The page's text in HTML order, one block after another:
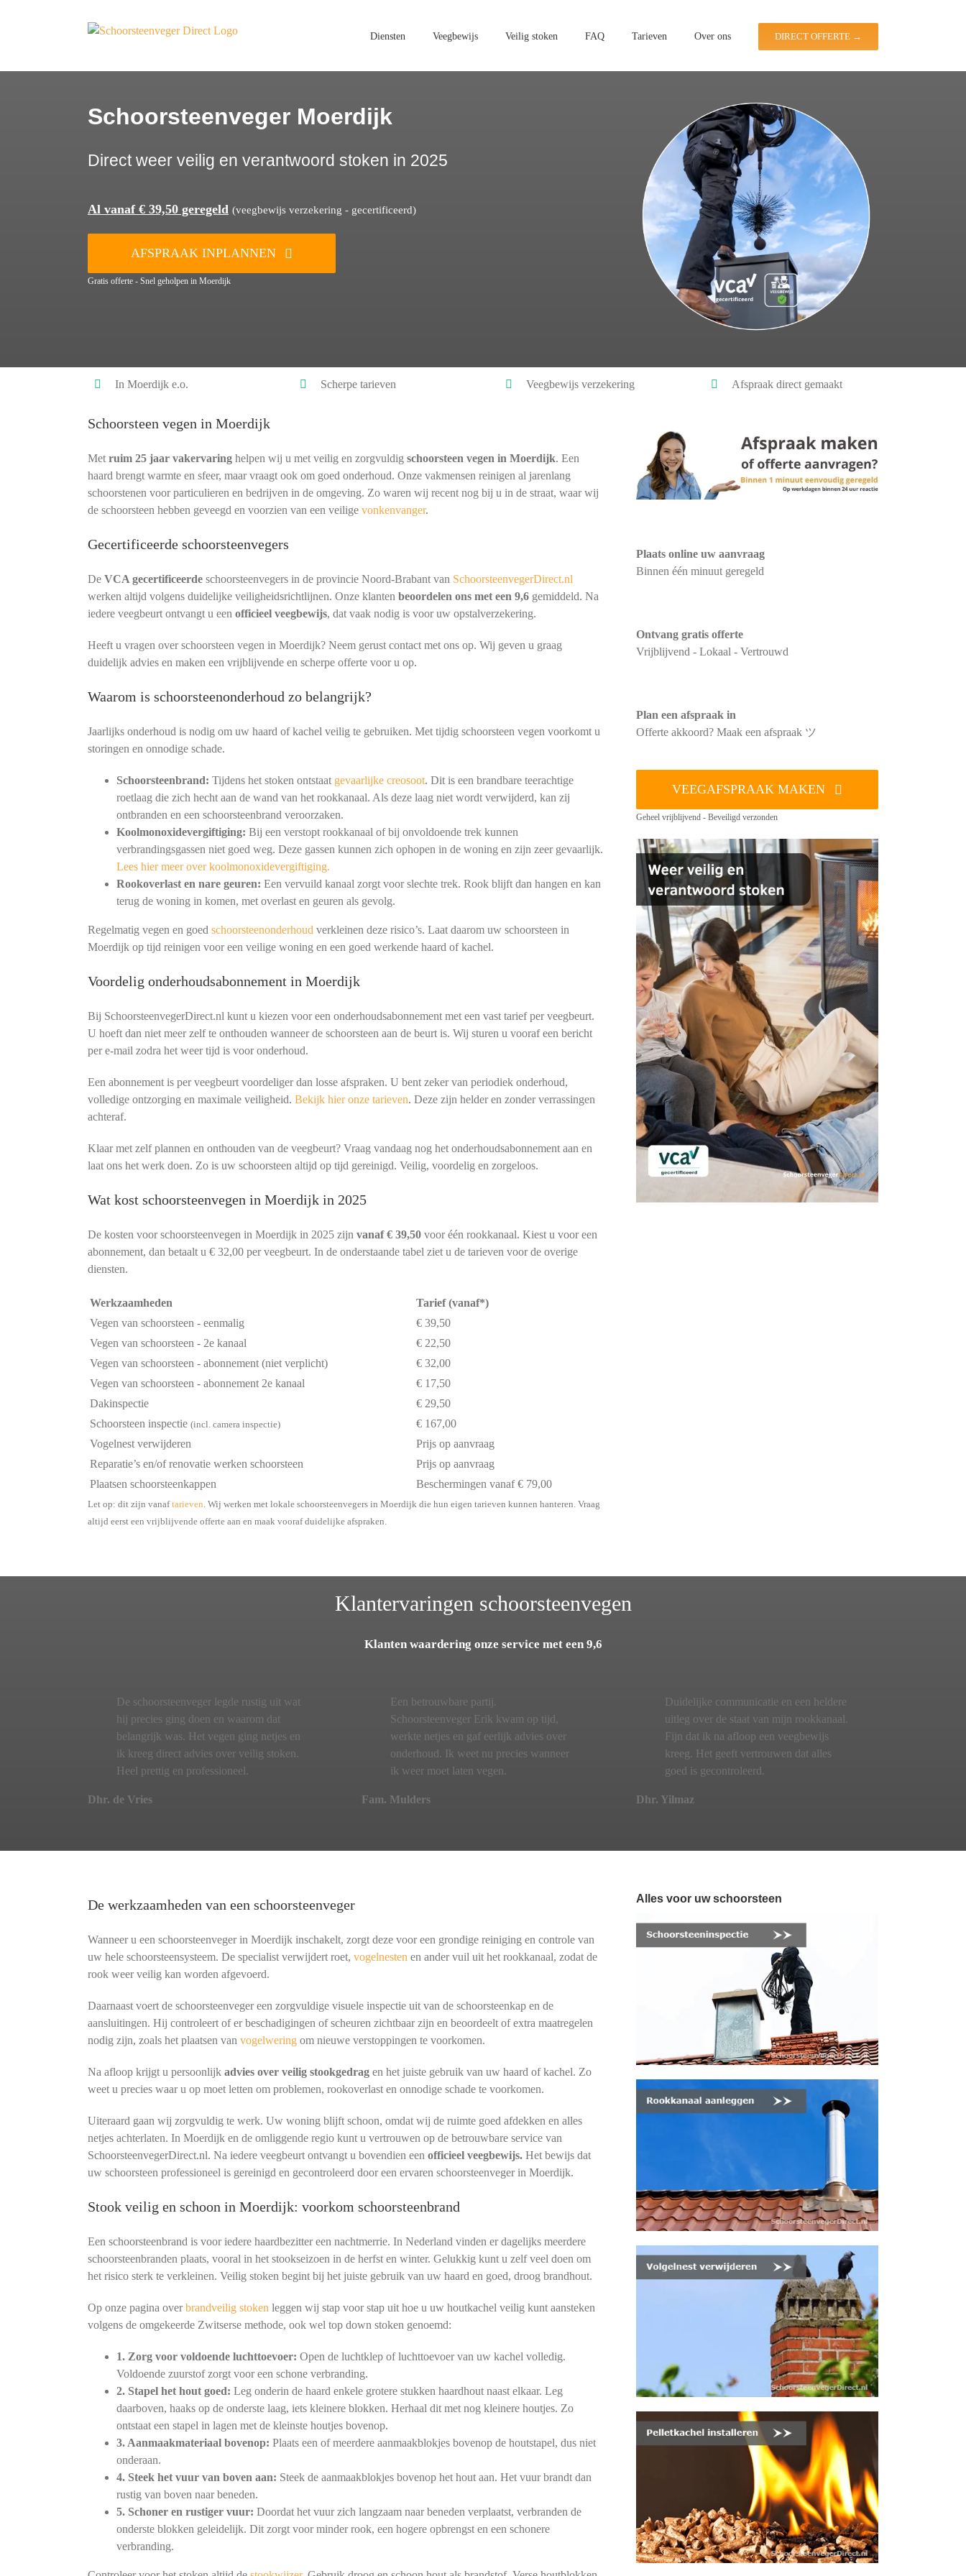
Diensten Veegbewijs Veilig stoken FAQ Tarieven Over ons DIRECT OFFERTE →
Schoorsteenveger Moerdijk
Direct weer veilig en verantwoord stoken in 2025
Al vanaf € 39,50 geregeld (veegbewijs verzekering - gecertificeerd)
AFSPRAAK INPLANNEN
Gratis offerte - Snel geholpen in Moerdijk
In Moerdijk e.o. Scherpe tarieven Veegbewijs verzekering Afspraak direct gemaakt
Schoorsteen vegen in Moerdijk
Met ruim 25 jaar vakervaringhelpen wij u met veilig en zorgvuldig schoorsteen vegen in Moerdijk. Een
haard brengt warmte en sfeer, maar vraagt ook om goed onderhoud. Onze vakmensen reinigen al jarenlang
schoorstenen voor particulieren en bedrijven in de omgeving. Zo waren wij recent nog bij u in de straat, waar wij
de schoorsteen hebben geveegd en voorzien van een veilige vonkenvanger.
Gecertificeerde schoorsteenvegers
De VCA gecertificeerdeschoorsteenvegers in de provincie Noord-Brabant van SchoorsteenvegerDirect.nl
werken altijd volgens duidelijke veiligheidsrichtlijnen. Onze klanten beoordelen ons met een 9,6gemiddeld. Na
iedere veegbeurt ontvangt u een officieel veegbewijs, dat vaak nodig is voor uw opstalverzekering.
Heeft u vragen over schoorsteen vegen in Moerdijk? Neem gerust contact met ons op. Wij geven u graag
duidelijk advies en maken een vrijblijvende en scherpe offerte voor u op.
Waarom is schoorsteenonderhoud zo belangrijk?
Jaarlijks onderhoud is nodig om uw haard of kachel veilig te gebruiken. Met tijdig schoorsteen vegen voorkomt u
storingen en onnodige schade.
Schoorsteenbrand: Tijdens het stoken ontstaat gevaarlijke creosoot. Dit is een brandbare teerachtige
roetlaag die zich hecht aan de wand van het rookkanaal. Als deze laag niet wordt verwijderd, kan zij
ontbranden en een schoorsteenbrand veroorzaken.
Koolmonoxidevergiftiging: Bij een verstopt rookkanaal of bij onvoldoende trek kunnen
verbrandingsgassen niet goed weg. Deze gassen kunnen zich ophopen in de woning en zijn zeer gevaarlijk.
Lees hier meer over koolmonoxidevergiftiging.
Rookoverlast en nare geuren: Een vervuild kanaal zorgt voor slechte trek. Rook blijft dan hangen en kan
terug de woning in komen, met overlast en geuren als gevolg.
Regelmatig vegen en goed schoorsteenonderhoud verkleinen deze risico’s. Laat daarom uw schoorsteen in
Moerdijk op tijd reinigen voor een veilige woning en een goed werkende haard of kachel.
Voordelig onderhoudsabonnement in Moerdijk
Bij SchoorsteenvegerDirect.nl kunt u kiezen voor een onderhoudsabonnement met een vast tarief per veegbeurt.
U hoeft dan niet meer zelf te onthouden wanneer de schoorsteen aan de beurt is. Wij sturen u vooraf een bericht
per e-mail zodra het weer tijd is voor onderhoud.
Een abonnement is per veegbeurt voordeliger dan losse afspraken. U bent zeker van periodiek onderhoud,
volledige ontzorging en maximale veiligheid. Bekijk hier onze tarieven. Deze zijn helder en zonder verrassingen
achteraf.
Klaar met zelf plannen en onthouden van de veegbeurt? Vraag vandaag nog het onderhoudsabonnement aan en
laat ons het werk doen. Zo is uw schoorsteen altijd op tijd gereinigd. Veilig, voordelig en zorgeloos.
Wat kost schoorsteenvegen in Moerdijk in 2025
De kosten voor schoorsteenvegen in Moerdijk in 2025 zijn vanaf € 39,50voor één rookkanaal. Kiest u voor een
abonnement, dan betaalt u € 32,00 per veegbeurt. In de onderstaande tabel ziet u de tarieven voor de overige
diensten.
Werkzaamheden
Tarief (vanaf*)
Vegen van schoorsteen - eenmalig
€ 39,50
Vegen van schoorsteen - 2e kanaal
€ 22,50
Vegen van schoorsteen - abonnement (niet verplicht)
€ 32,00
Vegen van schoorsteen - abonnement 2e kanaal
€ 17,50
Dakinspectie
€ 29,50
Schoorsteen inspectie (incl. camera inspectie)
€ 167,00
Vogelnest verwijderen
Prijs op aanvraag
Reparatie’s en/of renovatie werken schoorsteen
Prijs op aanvraag
Plaatsen schoorsteenkappen
Beschermingen vanaf € 79,00
Let op: dit zijn vanaftarieven. Wij werken met lokale schoorsteenvegers in Moerdijk die hun eigen tarieven kunnen hanteren. Vraag
altijd eerst een vrijblijvende offerte aan en maak vooraf duidelijke afspraken.
Plaats online uw aanvraag
Binnen één minuut geregeld
Ontvang gratis offerte
Vrijblijvend - Lokaal - Vertrouwd
Plan een afspraak in
Offerte akkoord? Maak een afspraak ツ
VEEGAFSPRAAK MAKEN
Geheel vrijblijvend - Beveiligd verzonden
Klantervaringen schoorsteenvegen
Klanten waardering onze service met een 9,6
De schoorsteenveger legde rustig uit wat
hij precies ging doen en waarom dat
belangrijk was. Het vegen ging netjes en
ik kreeg direct advies over veilig stoken.
Heel prettig en professioneel.
Dhr. de Vries
Een betrouwbare partij.
Schoorsteenveger Erik kwam op tijd,
werkte netjes en gaf eerlijk advies over
onderhoud. Ik weet nu precies wanneer
ik weer moet laten vegen.
Fam. Mulders
Duidelijke communicatie en een heldere
uitleg over de staat van mijn rookkanaal.
Fijn dat ik na afloop een veegbewijs
kreeg. Het geeft vertrouwen dat alles
goed is gecontroleerd.
Dhr. Yilmaz
De werkzaamheden van een schoorsteenveger
Wanneer u een schoorsteenveger in Moerdijk inschakelt, zorgt deze voor een grondige reiniging en controle van
uw hele schoorsteensysteem. De specialist verwijdert roet, vogelnesten en ander vuil uit het rookkanaal, zodat de
rook weer veilig kan worden afgevoerd.
Daarnaast voert de schoorsteenveger een zorgvuldige visuele inspectie uit van de schoorsteenkap en de
aansluitingen. Hij controleert of er beschadigingen of scheuren zichtbaar zijn en beoordeelt of extra maatregelen
nodig zijn, zoals het plaatsen van vogelweringom nieuwe verstoppingen te voorkomen.
Na afloop krijgt u persoonlijk advies over veilig stookgedragen het juiste gebruik van uw haard of kachel. Zo
weet u precies waar u op moet letten om problemen, rookoverlast en onnodige schade te voorkomen.
Uiteraard gaan wij zorgvuldig te werk. Uw woning blijft schoon, omdat wij de ruimte goed afdekken en alles
netjes achterlaten. In Moerdijk en de omliggende regio kunt u vertrouwen op de betrouwbare service van
SchoorsteenvegerDirect.nl. Na iedere veegbeurt ontvangt u bovendien een officieel veegbewijs. Het bewijs dat
uw schoorsteen professioneel is gereinigd en gecontroleerd door een ervaren schoorsteenveger in Moerdijk.
Stook veilig en schoon in Moerdijk: voorkom schoorsteenbrand
Een schoorsteenbrand is voor iedere haardbezitter een nachtmerrie. In Nederland vinden er dagelijks meerdere
schoorsteenbranden plaats, vooral in het stookseizoen in de herfst en winter. Gelukkig kunt u zelf veel doen om
het risico sterk te verkleinen. Veilig stoken begint bij het juiste gebruik van uw haard en goed, droog brandhout.
Op onze pagina overbrandveilig stoken leggen wij stap voor stap uit hoe u uw houtkachel veilig kunt aansteken
volgens de omgekeerde Zwitserse methode, ook wel top down stoken genoemd:
1. Zorg voor voldoende luchttoevoer: Open de luchtklep of luchttoevoer van uw kachel volledig.
Voldoende zuurstof zorgt voor een schone verbranding.
2. Stapel het hout goed: Leg onderin de haard enkele grotere stukken haardhout naast elkaar. Leg
daarboven, haaks op de onderste laag, iets kleinere blokken. Herhaal dit met nog kleinere houtjes. Zo
ontstaat een stapel in lagen met de kleinste houtjes bovenop.
3. Aanmaakmateriaal bovenop: Plaats een of meerdere aanmaakblokjes bovenop de houtstapel, dus niet
onderaan.
4. Steek het vuur van boven aan: Steek de aanmaakblokjes bovenop het hout aan. Het vuur brandt dan
rustig van boven naar beneden.
5. Schoner en rustiger vuur: Doordat het vuur zich langzaam naar beneden verplaatst, verbranden de
onderste blokken geleidelijk. Dit zorgt voor minder rook, een hogere opbrengst en een schonere
verbranding.
Alles voor uw schoorsteen